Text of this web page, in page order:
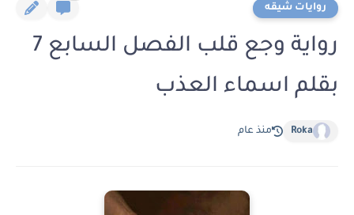
روايات شيقه
رواية وجع قلب الفصل السابع 7
بقلم اسماء العذب
Roka منذ عام